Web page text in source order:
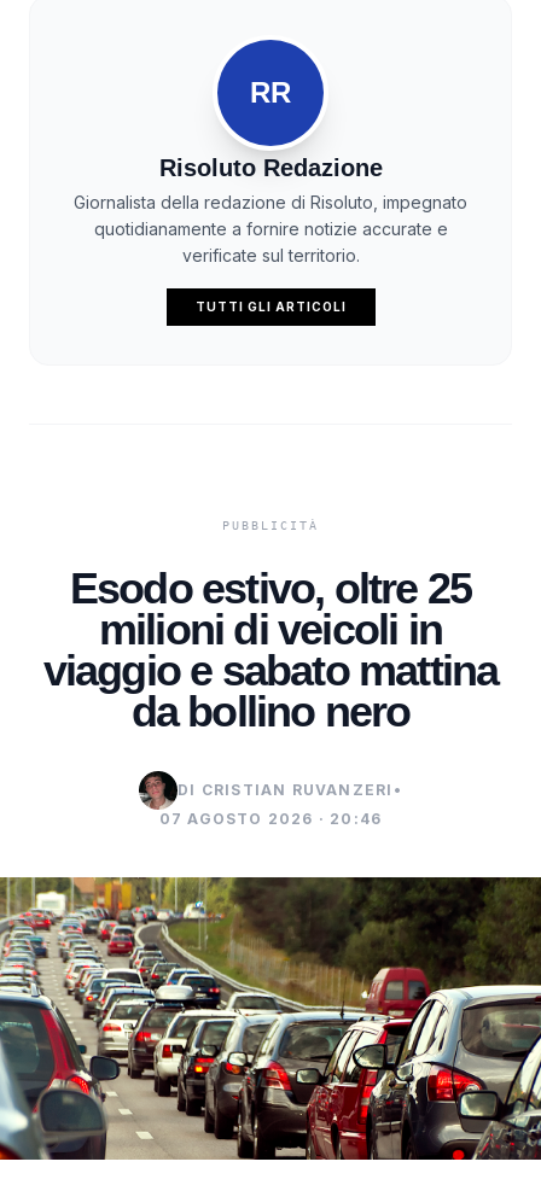
RR
Risoluto Redazione
Giornalista della redazione di Risoluto, impegnato
quotidianamente a fornire notizie accurate e
verificate sul territorio.
TUTTI GLI ARTICOLI
Esodo estivo, oltre 25
milioni di veicoli in
viaggio e sabato mattina
da bollino nero
DI CRISTIAN RUVANZERI •
07 AGOSTO 2026 · 20:46